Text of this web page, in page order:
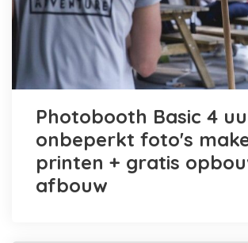
Photobooth Basic 4
onbeperkt foto's
printen + gratis
afbouw